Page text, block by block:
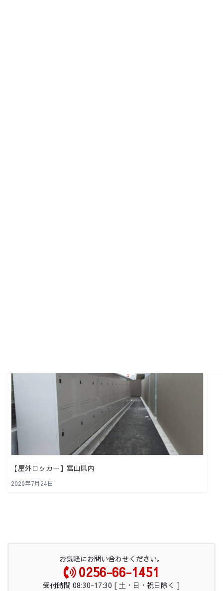
【屋外ロッカー】富山県内
2020年7月24日
お気軽にお問い合わせください。
0256-66-1451
受付時間 08:30-17:30 [ 土・日・祝日除く ]